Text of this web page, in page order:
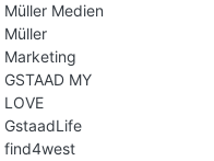
Müller Medien
Müller
Marketing
GSTAAD MY
LOVE
GstaadLife
find4west